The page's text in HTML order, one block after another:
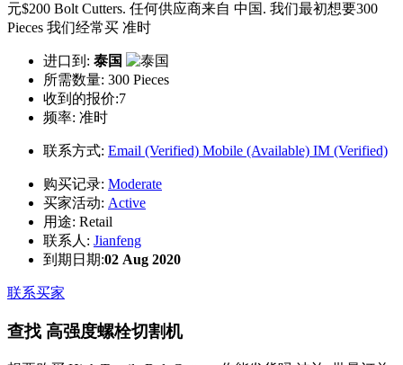
元$200 Bolt Cutters. 任何供应商来自 中国. 我们最初想要300
Pieces 我们经常买 准时
进口到: 泰国
所需数量: 300 Pieces
收到的报价:7
频率: 准时
联系方式: Email (Verified) Mobile (Available) IM (Verified)
购买记录: Moderate
买家活动: Active
用途: Retail
联系人: Jianfeng
到期日期:02 Aug 2020
联系买家
查找 高强度螺栓切割机